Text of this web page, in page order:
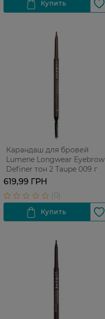
Карандаш для бровей
Lumene Longwear Eyebrow
Definer тон 2 Taupe 009 г
619,99 ГРН